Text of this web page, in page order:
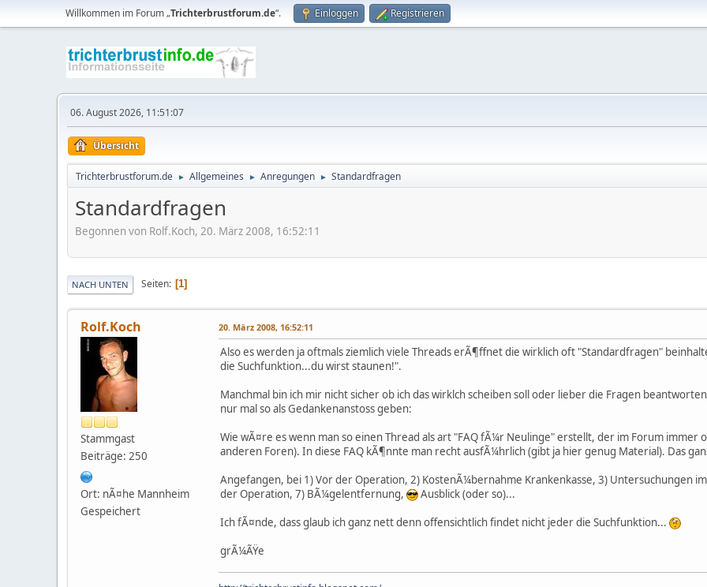
Willkommen im Forum „Trichterbrustforum.de“. Einloggen Registrieren
06. August 2026, 11:51:07
Übersicht
Trichterbrustforum.de ► Allgemeines ► Anregungen ► Standardfragen
Standardfragen
Begonnen von Rolf.Koch, 20. März 2008, 16:52:11
NACH UNTEN Seiten 1
Rolf.Koch
Stammgast
Beiträge: 250
Ort: nÃ¤he Mannheim
Gespeichert
20. März 2008, 16:52:11
Also es werden ja oftmals ziemlich viele Threads erÃ¶ffnet die wirklich oft "Standardfragen"
die Suchfunktion...du wirst staunen!".
Manchmal bin ich mir nicht sicher ob ich das wirklch scheiben soll oder lieber die Fragen
nur mal so als Gedankenanstoss geben:
Wie wÃ¤re es wenn man so einen Thread als art "FAQ fÃ¼r Neulinge" erstellt, der im Forum immer
anderen Foren). In diese FAQ kÃ¶nnte man recht ausfÃ¼hrlich (gibt ja hier genug Material). Das
Angefangen, bei 1) Vor der Operation, 2) KostenÃ¼bernahme Krankenkasse, 3) Untersuchungen
der Operation, 7) BÃ¼gelentfernung,
Ausblick (oder so)...
Ich fÃ¤nde, dass glaub ich ganz nett denn offensichtlich findet nicht jeder die Suchfunktion...
grÃ¼ÃŸe